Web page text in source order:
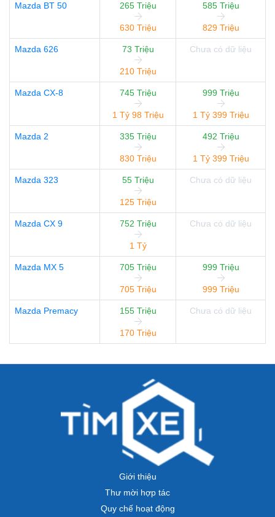
Mazda BT 50 265 Triệu
630 Triệu
585 Triệu
829 Triệu
Mazda 626 73 Triệu
210 Triệu
Chưa có dữ liệu
Mazda CX-8 745 Triệu
1 Tỷ 98 Triệu
999 Triệu
1 Tỷ 399 Triệu
Mazda 2 335 Triệu
830 Triệu
492 Triệu
1 Tỷ 399 Triệu
Mazda 323 55 Triệu
125 Triệu
Chưa có dữ liệu
Mazda CX 9 752 Triệu
1 Tỷ
Chưa có dữ liệu
Mazda MX 5 705 Triệu
705 Triệu
999 Triệu
999 Triệu
Mazda Premacy 155 Triệu
170 Triệu
Chưa có dữ liệu
Giới thiệu
Thư mời hợp tác
Quy chế hoạt động